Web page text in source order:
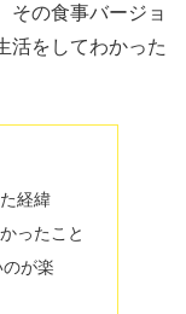
その食事バージョ
活をしてわかった
経緯
ったこと
が楽